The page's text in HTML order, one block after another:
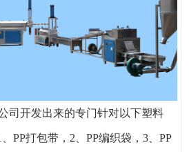
司开发出来的专门针对以下塑料
PP打包带，2、PP编织袋，3、PP